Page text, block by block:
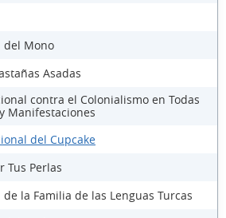
del Mono
Asadas
contra el Colonialismo en Todas
Manifestaciones
del Cupcake
Tus Perlas
la Familia de las Lenguas Turcas